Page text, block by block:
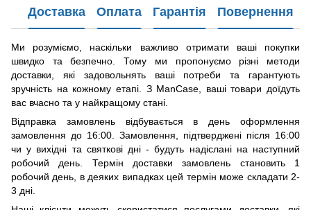
Доставка Оплата Гарантія Повернення
Ми розуміємо, наскільки важливо отримати ваші покупки
швидко та безпечно. Тому ми пропонуємо різні методи
доставки, які задовольнять ваші потреби та гарантують
зручність на кожному етапі. З ManCase, ваші товари доїдуть
вас вчасно та у найкращому стані.
Відправка замовлень відбувається в день оформлення
замовлення до 16:00. Замовлення, підтверджені після 16:00
чи у вихідні та святкові дні - будуть надіслані на наступний
робочий день. Термін доставки замовлень становить 1
робочий день, в деяких випадках цей термін може складати 2-
3 дні.